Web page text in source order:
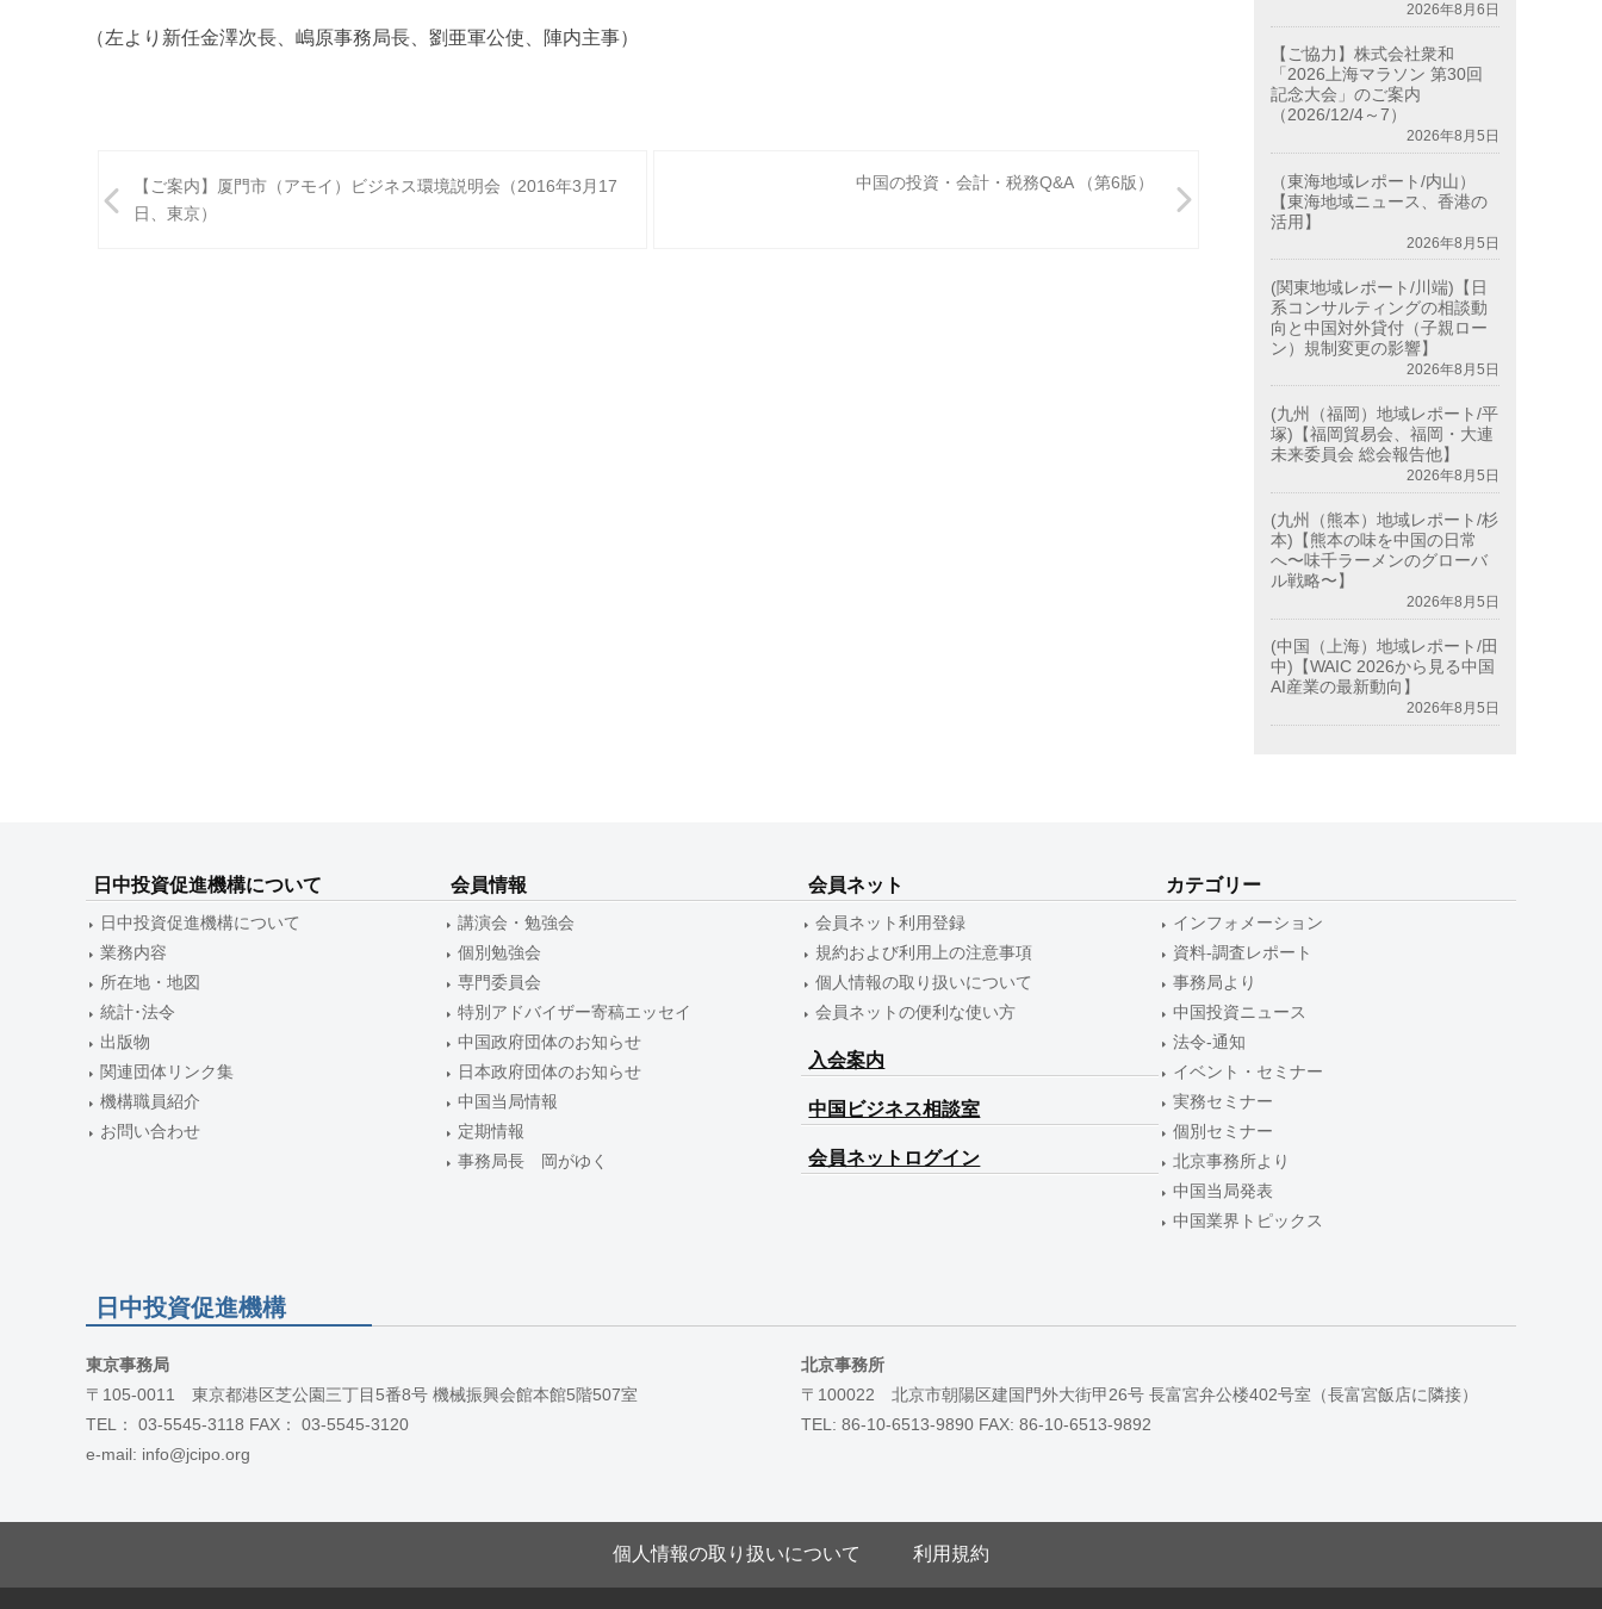
（左より新任金澤次長、嶋原事務局長、劉亜軍公使、陣内主事）
稿
【ご案内】厦門市（アモイ）ビジネス環境説明会（2016年3月17
日、東京）
中国の投資・会計・税務Q&A （第6版）
2026年8月6日
【ご協力】株式会社衆和
「2026上海マラソン 第30回
記念大会」のご案内
（2026/12/4～7）
2026年8月5日
（東海地域レポート/内山）
【東海地域ニュース、香港の
活用】
2026年8月5日
(関東地域レポート/川端)【日
系コンサルティングの相談動
向と中国対外貸付（子親ロー
ン）規制変更の影響】
2026年8月5日
(九州（福岡）地域レポート/平
塚)【福岡貿易会、福岡・大連
未来委員会 総会報告他】
2026年8月5日
(九州（熊本）地域レポート/杉
本)【熊本の味を中国の日常
へ〜味千ラーメンのグローバ
ル戦略〜】
2026年8月5日
(中国（上海）地域レポート/田
中)【WAIC 2026から見る中国
AI産業の最新動向】
2026年8月5日
日中投資促進機構について
日中投資促進機構について
業務内容
所在地・地図
統計･法令
出版物
関連団体リンク集
機構職員紹介
お問い合わせ
会員情報
講演会・勉強会
個別勉強会
専門委員会
特別アドバイザー寄稿エッセイ
中国政府団体のお知らせ
日本政府団体のお知らせ
中国当局情報
定期情報
事務局長 岡がゆく
会員ネット
会員ネット利用登録
規約および利用上の注意事項
個人情報の取り扱いについて
会員ネットの便利な使い方
入会案内
中国ビジネス相談室
会員ネットログイン
カテゴリー
インフォメーション
資料-調査レポート
事務局より
中国投資ニュース
法令-通知
イベント・セミナー
実務セミナー
個別セミナー
北京事務所より
中国当局発表
中国業界トピックス
日中投資促進機構
東京事務局
〒105-0011 東京都港区芝公園三丁目5番8号 機械振興会館本館5階507室
TEL： 03-5545-3118 FAX： 03-5545-3120
e-mail: info@jcipo.org
北京事務所
〒100022 北京市朝陽区建国門外大街甲26号 長富宮弁公楼402号室（長富宮飯店に隣接）
TEL: 86-10-6513-9890 FAX: 86-10-6513-9892
個人情報の取り扱いについて 利用規約